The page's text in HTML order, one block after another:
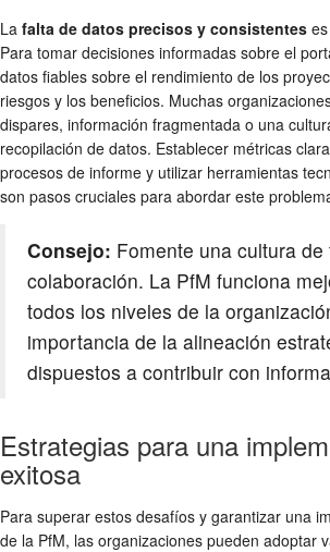
La falta de datos precisos y consistentes
Para tomar decisiones informadas sobre el
datos fiables sobre el rendimiento de los
riesgos y los beneficios. Muchas
dispares, información fragmentada o una
recopilación de datos. Establecer métricas
procesos de informe y utilizar herramientas
son pasos cruciales para abordar este
Consejo: Fomente una cultura
colaboración. La PfM funciona
todos los niveles de la
importancia de la alineación
dispuestos a contribuir con
Estrategias para una
exitosa
Para superar estos desafíos y garantizar una
de la PfM, las organizaciones pueden adoptar